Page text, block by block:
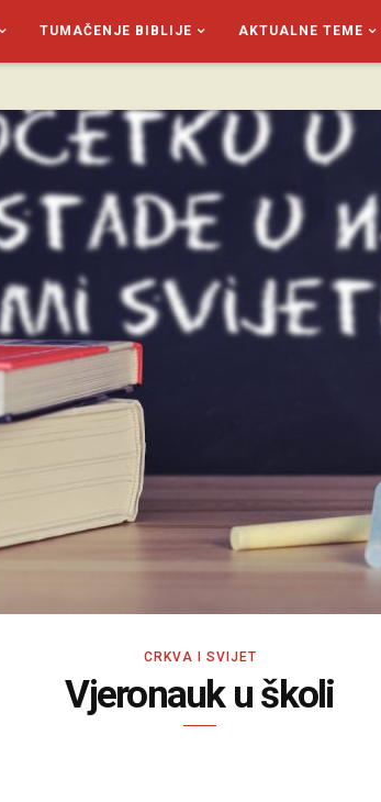
TUMAČENJE BIBLIJE AKTUALNE TEME
CRKVA I SVIJET
Vjeronauk u školi